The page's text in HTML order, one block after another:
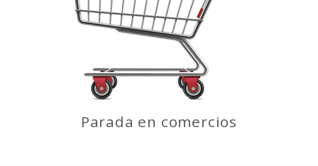
Parada en comercios